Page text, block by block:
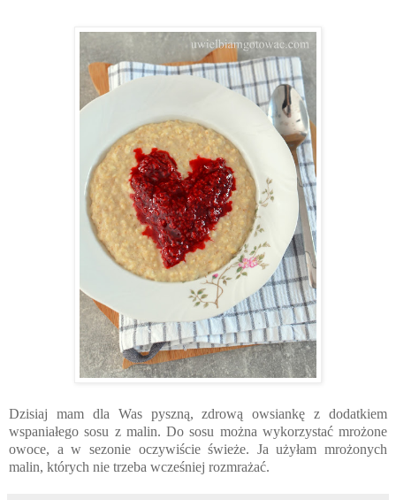
Dzisiaj mam dla Was pyszną, zdrową owsiankę z dodatkiem
wspaniałego sosu z malin. Do sosu można wykorzystać mrożone
owoce, a w sezonie oczywiście świeże. Ja użyłam mrożonych
malin, których nie trzeba wcześniej rozmrażać.